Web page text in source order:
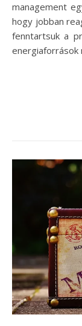
management
hogy jobban
fenntartsuk a
energiaforrások